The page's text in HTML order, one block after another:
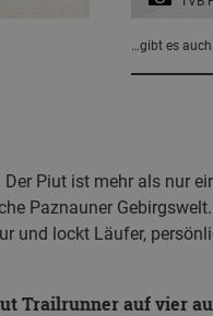
…gibt es
Piut ist mehr als nur
Paznauner
und lockt Läufer,
Trailrunner auf vier